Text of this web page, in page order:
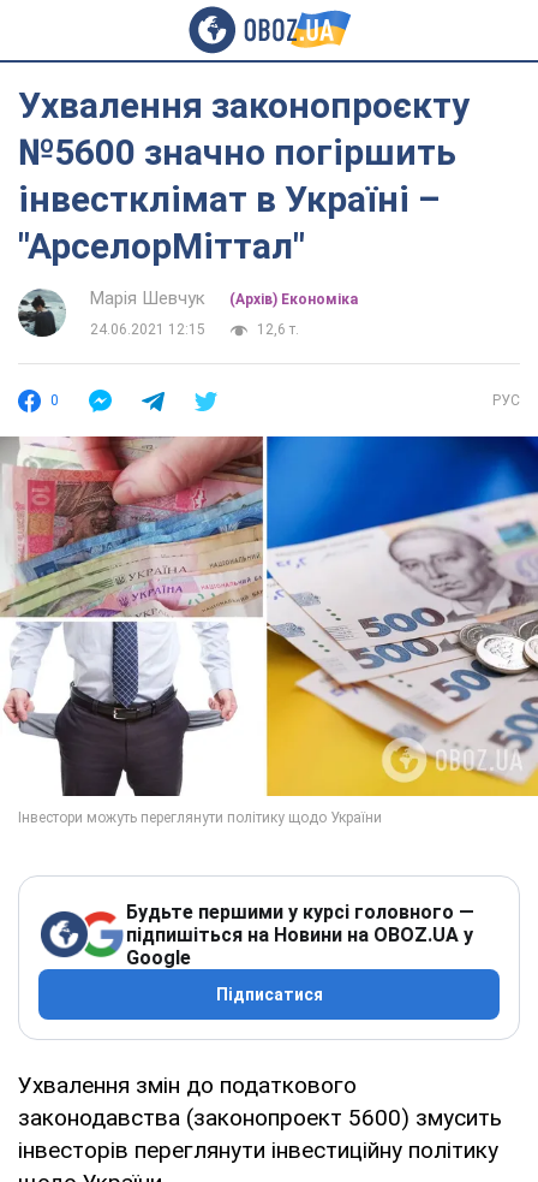
Ухвалення законопроєкту
№5600 значно погіршить
інвестклімат в Україні –
"АрселорМіттал"
Марія Шевчук
(Архів) Економіка
24.06.2021 12:15
12,6 т.
0 РУС
Будьте першими у курсі головного —
підпишіться на Новини на OBOZ.UA у
Google
Підписатися
Ухвалення змін до податкового
законодавства (законопроект 5600) змусить
інвесторів переглянути інвестиційну політику